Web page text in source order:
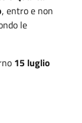
, entro e non
le
15 luglio